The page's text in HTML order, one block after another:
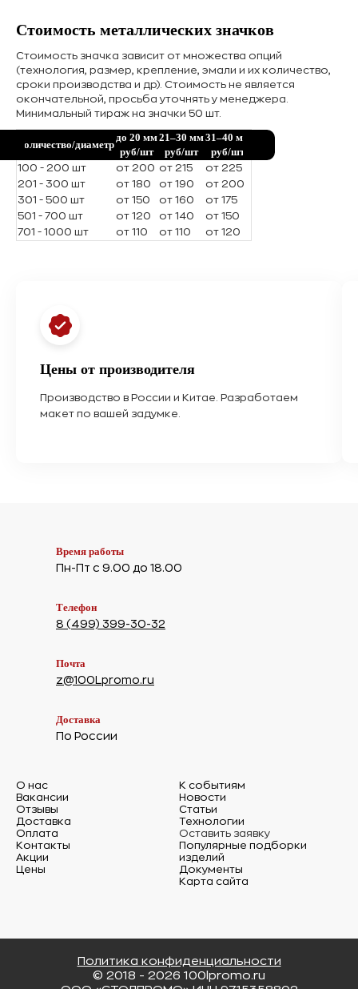
Стоимость металлических значков
Стоимость значка зависит от множества опций
(технология, размер, крепление, эмали и их количество,
сроки производства и др). Стоимость не является
окончательной, просьба уточнять у менеджера.
Минимальный тираж на значки 50 шт.
Количество/диаметр
до 20 мм
руб/шт
21–30 мм
руб/шт
31–40 мм
руб/шт
100 - 200 шт от 200 от 215
от 225
201 - 300 шт
от 180 от 190
от 200
301 - 500 шт
от 150 от 160
от 175
501 - 700 шт
от 120 от 140
от 150
701 - 1000 шт
от 110 от 110 от 120
Цены от производителя
Производство в России и Китае. Разработаем
макет по вашей задумке.
Время работы
Пн-Пт с 9.00 до 18.00
Телефон
8 (499) 399-30-32
Почта
z@100Lpromo.ru
Доставка
По России
О нас
Вакансии
Отзывы
Доставка
Оплата
Контакты
Акции
Цены
К событиям
Новости
Статьи
Технологии
Оставить заявку
Популярные подборки
изделий
Документы
Карта сайта
© 2018 - 2026 100lpromo.ru
Политика конфиденциальности